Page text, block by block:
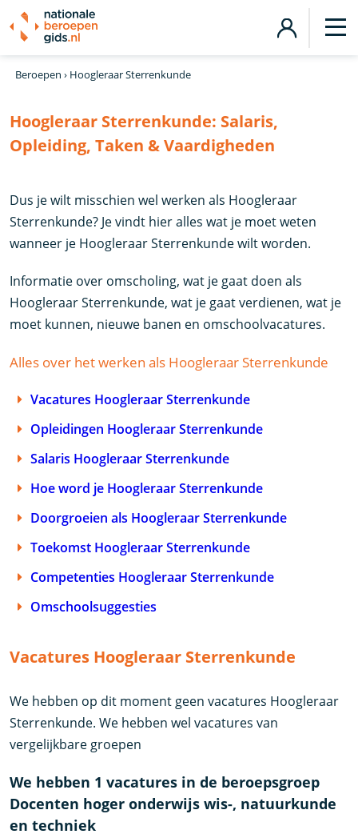
Beroepen › Hoogleraar Sterrenkunde
Hoogleraar Sterrenkunde: Salaris,
Opleiding, Taken & Vaardigheden
Dus je wilt misschien wel werken als Hoogleraar
Sterrenkunde? Je vindt hier alles wat je moet weten
wanneer je Hoogleraar Sterrenkunde wilt worden.
Informatie over omscholing, wat je gaat doen als
Hoogleraar Sterrenkunde, wat je gaat verdienen, wat je
moet kunnen, nieuwe banen en omschoolvacatures.
Alles over het werken als Hoogleraar Sterrenkunde
Vacatures Hoogleraar Sterrenkunde
Opleidingen Hoogleraar Sterrenkunde
Salaris Hoogleraar Sterrenkunde
Hoe word je Hoogleraar Sterrenkunde
Doorgroeien als Hoogleraar Sterrenkunde
Toekomst Hoogleraar Sterrenkunde
Competenties Hoogleraar Sterrenkunde
Omschoolsuggesties
Vacatures Hoogleraar Sterrenkunde
We hebben op dit moment geen vacatures Hoogleraar
Sterrenkunde. We hebben wel vacatures van
vergelijkbare groepen
We hebben 1 vacatures in de beroepsgroep
Docenten hoger onderwijs wis-, natuurkunde
en techniek